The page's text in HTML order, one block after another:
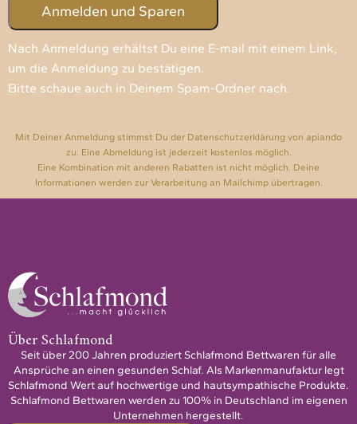
Nach Anmeldung erhältst Du eine E-mail mit einem Link,
um die Anmeldung zu bestätigen.
Bitte schaue auch in Deinem Spam-Ordner nach.
Mit Deiner Anmeldung stimmst Du der Datenschutzerklärung von apiando
zu. Eine Abmeldung ist jederzeit kostenlos möglich.
Eine Kombination mit anderen Rabatten ist nicht möglich. Deine
Informationen werden zur Verarbeitung an Mailchimp übertragen.
Über Schlafmond
Seit über 200 Jahren produziert Schlafmond Bettwaren für alle
Ansprüche an einen gesunden Schlaf. Als Markenmanufaktur legt
Schlafmond Wert auf hochwertige und hautsympathische Produkte.
Schlafmond Bettwaren werden zu 100% in Deutschland im eigenen
Unternehmen hergestellt.